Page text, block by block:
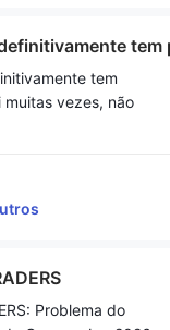
tem
não importa
tem
muitas vezes, não
na baixa ou na alta,
alta por um período,
tudo
Às vezes você compra
Fazendo você
Problema do